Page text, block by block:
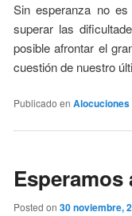
Sin esperanza no
superar las
posible afrontar el
cuestión de nuestro
Publicado en Alocuciones
Esperamos
Posted on 30 noviembre,